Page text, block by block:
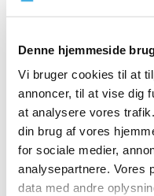
Denne hjemmeside
Vi bruger cookies til at
annoncer, til at vise dig
at analysere vores
din brug af vores
for sociale medier,
analysepartnere. Vores
data med andre
laboratoriekontrol
|5. maj 2014|
netværk, der bliver kaldt
Årsrapport 2013 -
|21. marts 2014|
Årsrapporten for 2013